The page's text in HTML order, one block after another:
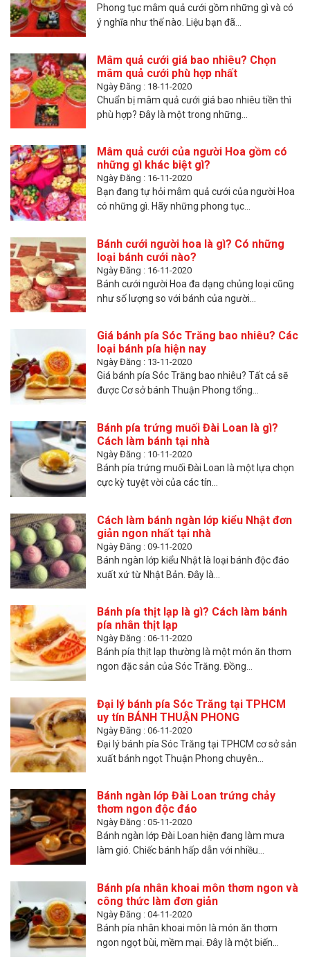
Phong tục mâm quả cưới gồm những gì và có
ý nghĩa như thế nào. Liệu bạn đã...
Mâm quả cưới giá bao nhiêu? Chọn
mâm quả cưới phù hợp nhất
Ngày Đăng : 18-11-2020
Chuẩn bị mâm quả cưới giá bao nhiêu tiền thì
phù hợp? Đây là một trong những...
Mâm quả cưới của người Hoa gồm có
những gì khác biệt gì?
Ngày Đăng : 16-11-2020
Bạn đang tự hỏi mâm quả cưới của người Hoa
có những gì. Hãy những phong tục...
Bánh cưới người hoa là gì? Có những
loại bánh cưới nào?
Ngày Đăng : 16-11-2020
Bánh cưới người Hoa đa dạng chủng loại cũng
như số lượng so với bánh của người...
Giá bánh pía Sóc Trăng bao nhiêu? Các
loại bánh pía hiện nay
Ngày Đăng : 13-11-2020
Giá bánh pía Sóc Trăng bao nhiêu? Tất cả sẽ
được Cơ sở bánh Thuận Phong tổng...
Bánh pía trứng muối Đài Loan là gì?
Cách làm bánh tại nhà
Ngày Đăng : 10-11-2020
Bánh pía trứng muối Đài Loan là một lựa chọn
cực kỳ tuyệt vời của các tín...
Cách làm bánh ngàn lớp kiểu Nhật đơn
giản ngon nhất tại nhà
Ngày Đăng : 09-11-2020
Bánh ngàn lớp kiểu Nhật là loại bánh độc đáo
xuất xứ từ Nhật Bản. Đây là...
Bánh pía thịt lạp là gì? Cách làm bánh
pía nhân thịt lạp
Ngày Đăng : 06-11-2020
Bánh pía thịt lạp thường là một món ăn thơm
ngon đặc sản của Sóc Trăng. Đồng...
Đại lý bánh pía Sóc Trăng tại TPHCM
uy tín BÁNH THUẬN PHONG
Ngày Đăng : 06-11-2020
Đại lý bánh pía Sóc Trăng tại TPHCM cơ sở sản
xuất bánh ngọt Thuận Phong chuyên...
Bánh ngàn lớp Đài Loan trứng chảy
thơm ngon độc đáo
Ngày Đăng : 05-11-2020
Bánh ngàn lớp Đài Loan hiện đang làm mưa
làm gió. Chiếc bánh hấp dẫn với nhiều...
Bánh pía nhân khoai môn thơm ngon và
công thức làm đơn giản
Ngày Đăng : 04-11-2020
Bánh pía nhân khoai môn là món ăn thơm
ngon ngọt bùi, mềm mại. Đây là một biến...